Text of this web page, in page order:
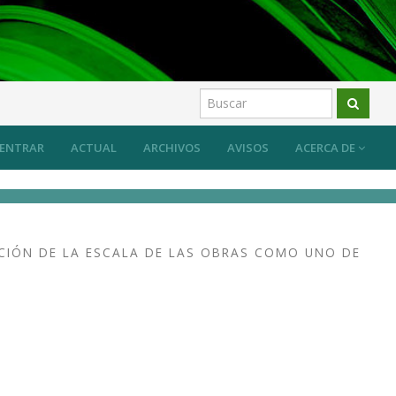
ACTUAL ARCHIVOS AVISOS ACERCA DE
ENTRAR
efectos Artículos
DE LA ESCALA DE LAS OBRAS COMO UNO DE